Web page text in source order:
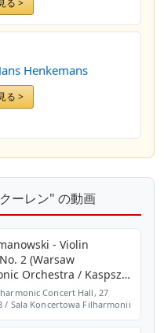
る >
Henkemans
る >
ーレン" の動画
- Violin
2 (Warsaw
Orchestra / Kaspszyk
Concert Hall, 27
/ Sala Koncertowa Filharmonii